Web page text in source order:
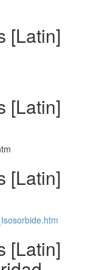
[Latin]
[Latin]
[Latin]
[Latin]